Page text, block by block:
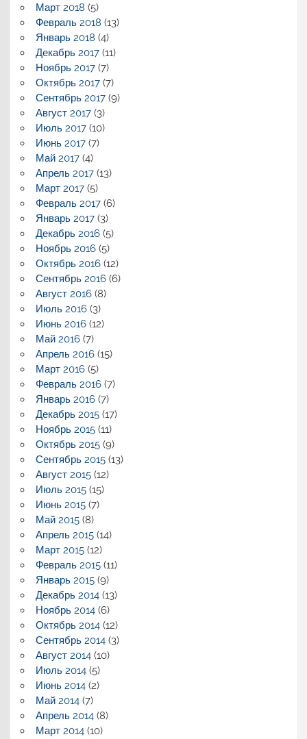
Март 2018 (5)
Февраль 2018 (13)
Январь 2018 (4)
Декабрь 2017(11)
Ноябрь 2017(7)
Октябрь 2017(7)
Сентябрь 2017(9)
Август 2017(3)
Июль 2017(10)
Июнь 2017(7)
Май 2017(4)
Апрель 2017(13)
Март 2017(5)
Февраль 2017(6)
Январь 2017(3)
Декабрь 2016(5)
Ноябрь 2016(5)
Октябрь 2016(12)
Сентябрь 2016(6)
Август 2016(8)
Июль 2016(3)
Июнь 2016(12)
Май 2016(7)
Апрель 2016(15)
Март 2016(5)
Февраль 2016(7)
Январь 2016(7)
Декабрь 2015(17)
Ноябрь 2015(11)
Октябрь 2015(9)
Сентябрь 2015(13)
Август 2015(12)
Июль 2015(15)
Июнь 2015(7)
Май 2015(8)
Апрель 2015(14)
Март 2015(12)
Февраль 2015(11)
Январь 2015(9)
Декабрь 2014(13)
Ноябрь 2014(6)
Октябрь 2014(12)
Сентябрь 2014(3)
Август 2014(10)
Июль 2014(5)
Июнь 2014(2)
Май 2014(7)
Апрель 2014(8)
Март 2014(10)